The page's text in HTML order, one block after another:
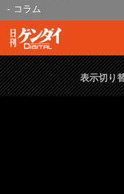
コラム
表示切り